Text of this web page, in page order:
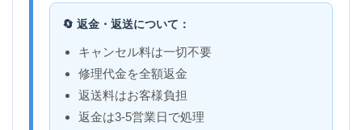
🔄 返金・返送について：
キャンセル料は一切不要
修理代金を全額返金
返送料はお客様負担
返金は3-5営業日で処理